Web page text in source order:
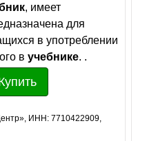
, имеет
для
в употреблении
вучебнике. .
ИНН: 7710422909,